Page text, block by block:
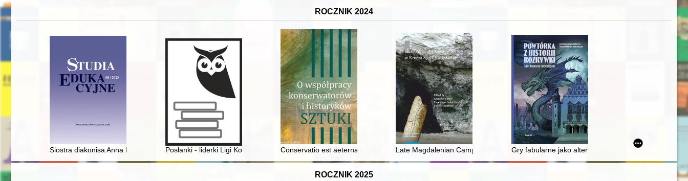
ROCZNIK 2024
Siostra diakonisa Anna Borchers i jej seminarium w Zielonej Górze (1905-1938) na tle ewangelickiego ruchu przedszkolnego - recenzja]
Posłanki - liderki Ligi Kobiet : (na wybranym przykładzie) = Female deputies - leaders of the Women's League : (on the selected example)
Conservatio est aeterna creatio" : uczestnicy i konflikty w procesie konserwacji zabytku na przykładzie restauracji gmachu
Late Magdalenian Campsite at Krucza Skała RockshelterGry fabularne jako alternatywna metoda nauczania
ROCZNIK 2025